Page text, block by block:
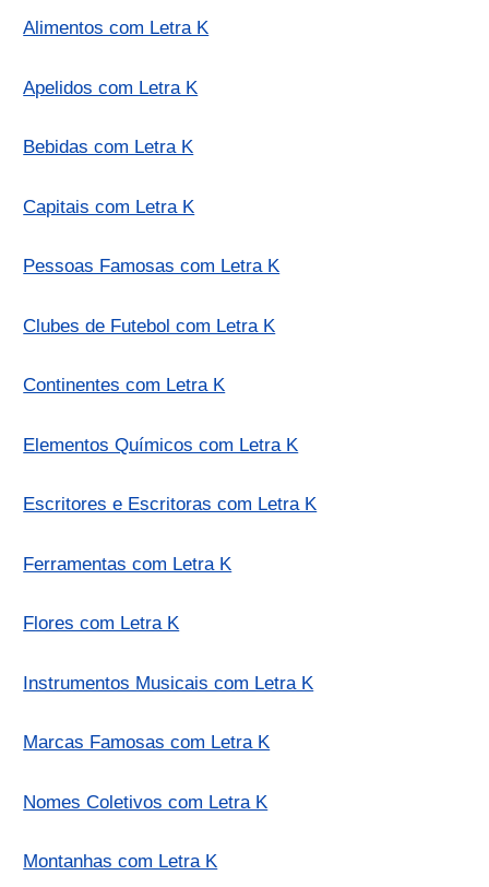
Alimentos com Letra K
Apelidos com Letra K
Bebidas com Letra K
Capitais com Letra K
Pessoas Famosas com Letra K
Clubes de Futebol com Letra K
Continentes com Letra K
Elementos Químicos com Letra K
Escritores e Escritoras com Letra K
Ferramentas com Letra K
Flores com Letra K
Instrumentos Musicais com Letra K
Marcas Famosas com Letra K
Nomes Coletivos com Letra K
Montanhas com Letra K